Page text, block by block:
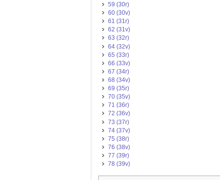
59 (30r)
60 (30v)
61 (31r)
62 (31v)
63 (32r)
64 (32v)
65 (33r)
66 (33v)
67 (34r)
68 (34v)
69 (35r)
70 (35v)
71 (36r)
72 (36v)
73 (37r)
74 (37v)
75 (38r)
76 (38v)
77 (39r)
78 (39v)